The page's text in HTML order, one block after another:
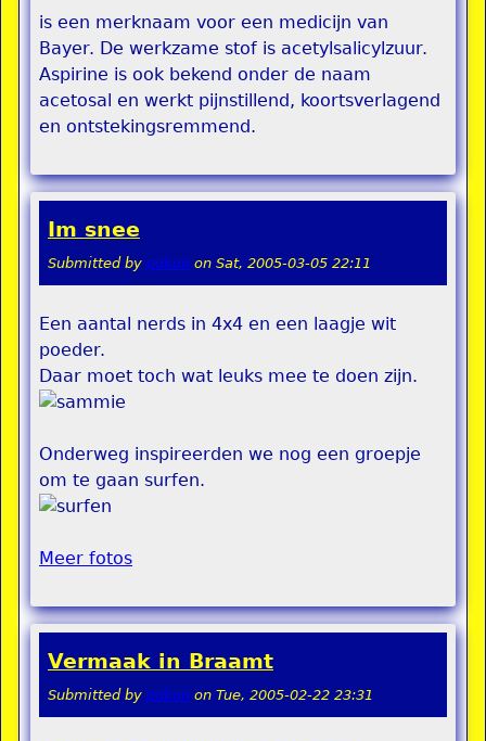
is een merknaam voor een medicijn van
Bayer. De werkzame stof is acetylsalicylzuur.
Aspirine is ook bekend onder de naam
acetosal en werkt pijnstillend, koortsverlagend
en ontstekingsremmend.
Im snee
Submitted by pokon on Sat, 2005-03-05 22:11
Een aantal nerds in 4x4 en een laagje wit
poeder.
Daar moet toch wat leuks mee te doen zijn.
Onderweg inspireerden we nog een groepje
om te gaan surfen.
Meer fotos
Vermaak in Braamt
Submitted by pokon on Tue, 2005-02-22 23:31